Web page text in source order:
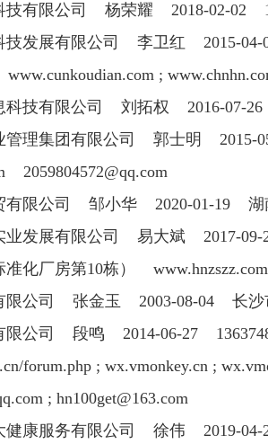
技有限公司 杨荣耀 2018-02-02
技发展有限公司 李卫红 2015-04-
;
科技有限公司 刘拓权 2016-07-
管理集团有限公司 郭士明 2015-
2059804572@qq.com
有限公司 邹小华 2020-01-19 湖
业发展有限公司 易大斌 2017-09-
准化厂房第10栋）
限公司 张金玉 2003-08-04 长沙
限公司 段鸣 2014-06-27
forum.php ; wx.vmonkey.cn ;
; hn100get@163.com
健康服务有限公司 徐伟 2019-04-